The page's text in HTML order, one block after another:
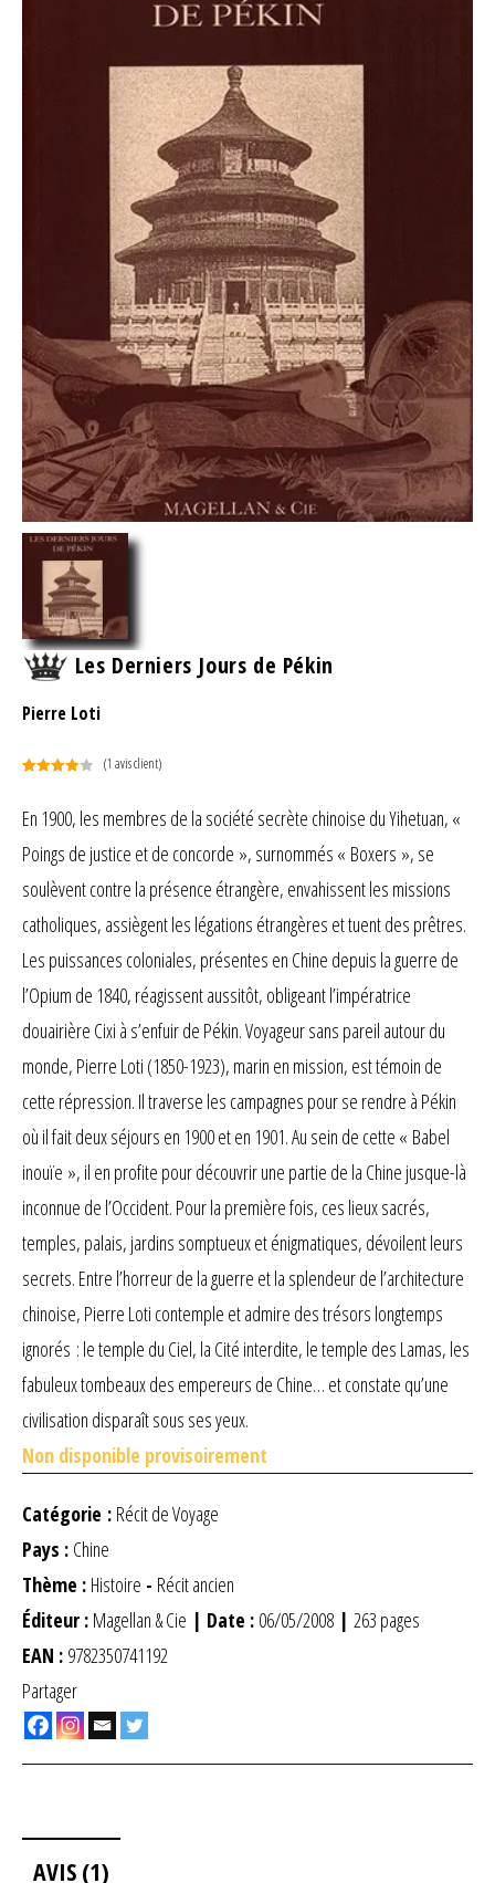
Les Derniers Jours de Pékin
Pierre Loti
basé
sur
notation
client
(1 avis client)
En 1900, les membres de la société secrète chinoise du Yihetuan, «
Poings de justice et de concorde », surnommés « Boxers », se
soulèvent contre la présence étrangère, envahissent les missions
catholiques, assiègent les légations étrangères et tuent des prêtres.
Les puissances coloniales, présentes en Chine depuis la guerre de
l’Opium de 1840, réagissent aussitôt, obligeant l’impératrice
douairière Cixi à s’enfuir de Pékin. Voyageur sans pareil autour du
monde, Pierre Loti (1850-1923), marin en mission, est témoin de
cette répression. Il traverse les campagnes pour se rendre à Pékin
où il fait deux séjours en 1900 et en 1901. Au sein de cette « Babel
inouïe », il en profite pour découvrir une partie de la Chine jusque-là
inconnue de l’Occident. Pour la première fois, ces lieux sacrés,
temples, palais, jardins somptueux et énigmatiques, dévoilent leurs
secrets. Entre l’horreur de la guerre et la splendeur de l’architecture
chinoise, Pierre Loti contemple et admire des trésors longtemps
ignorés : le temple du Ciel, la Cité interdite, le temple des Lamas, les
fabuleux tombeaux des empereurs de Chine… et constate qu’une
civilisation disparaît sous ses yeux.
Non disponible provisoirement
Catégorie : Récit de Voyage
Pays : Chine
Thème : Histoire - Récit ancien
Éditeur : Magellan & Cie | Date : 06/05/2008 | 263 pages
EAN : 9782350741192
Partager
AVIS (1)